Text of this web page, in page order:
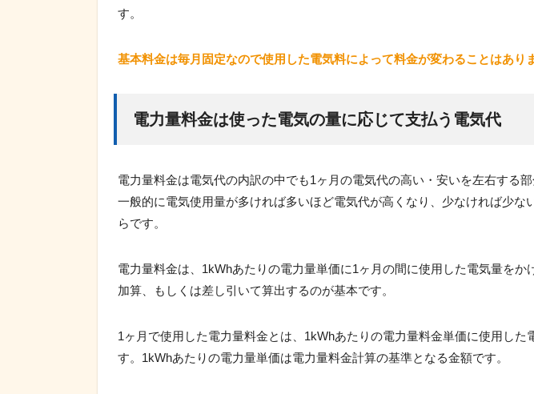
す。
基本料金は毎月固定なので使用した電気料によって料金が変わることはあり
電力量料金は使った電気の量に応じて支払う電気代
電力量料金は電気代の内訳の中でも1ヶ月の電気代の高い・安いを左右する部
一般的に電気使用量が多ければ多いほど電気代が高くなり、少なければ少な
らです。
電力量料金は、1kWhあたりの電力量単価に1ヶ月の間に使用した電気量をか
加算、もしくは差し引いて算出するのが基本です。
1ヶ月で使用した電力量料金とは、1kWhあたりの電力量料金単価に使用した
す。1kWhあたりの電力量単価は電力量料金計算の基準となる金額です。